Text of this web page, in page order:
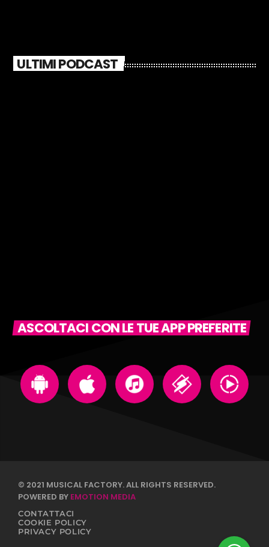
ULTIMI PODCAST
ASCOLTACI CON LE TUE APP PREFERITE
© 2021 MUSICAL FACTORY. ALL RIGHTS RESERVED.
POWERED BY EMOTION MEDIA
CONTATTACI
COOKIE POLICY
PRIVACY POLICY